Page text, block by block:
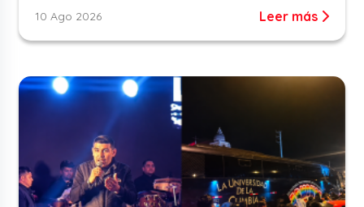
10 Ago 2026 Leer más